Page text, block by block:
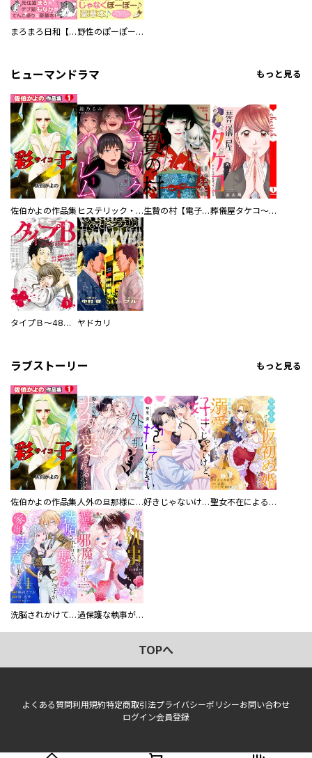
まろまろ日和【豪華版】 野性のぽーぽー【豪華版】
ヒューマンドラマ もっと見る
佐伯かよの作品集 ヒステリック・ハーレム～搾られる男と堕ちる女～【電子単行本版】 生贄の村【電子単行本版】 葬儀屋タケコ～あなたの最期、叶えます【電子単行本版】
タイプＢ～48時間後、致死率100％～【単話】 ヤドカリ
ラブストーリー もっと見る
佐伯かよの作品集 人外の旦那様に娶られ毎晩ナカまで愛される…。アンソロジー 好きじゃないけど、抱いてください【電子単行本版／特典おまけ付き】 聖女不在による仮初め婚なのに、不器用な王太子に溺愛されています【電子単行本版／特典おまけ付き】
洗脳されかけていた悪役令嬢ですが家出を決意しました。【電子単行本版／特典おまけ付き】 過保護な執事が私の婚活を邪魔してきます！ 分冊版
TOPへ
よくある質問利用規約特定商取引法プライバシーポリシーお問い合わせ
ログイン会員登録